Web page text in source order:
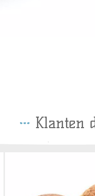
Klanten